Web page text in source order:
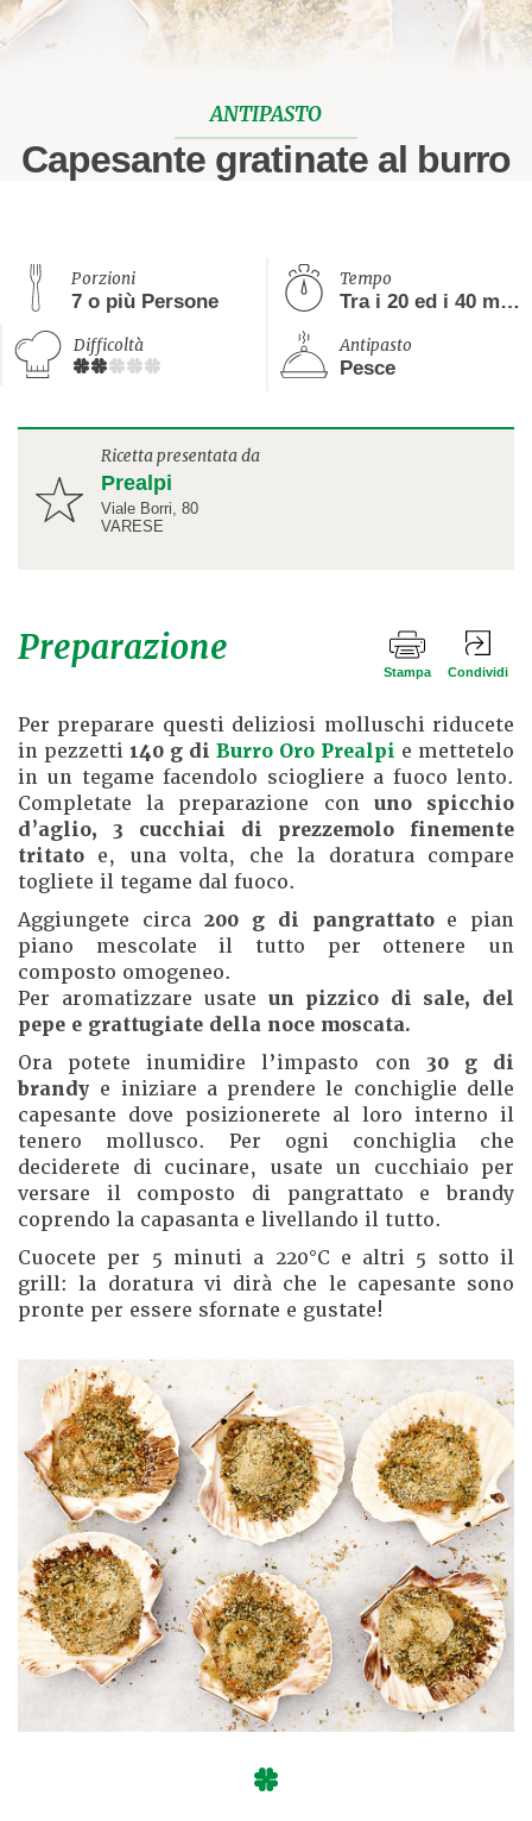
ANTIPASTO
Capesante gratinate al burro
Porzioni
7 o più Persone
Tempo
Tra i 20 ed i 40 minuti
Difficoltà Antipasto
Pesce
Ricetta presentata da
Prealpi
Viale Borri, 80
VARESE
Preparazione
Stampa Condividi
Per preparare questi deliziosi molluschi riducete
in pezzetti 140 g di Burro Oro Prealpi e mettetelo
in un tegame facendolo sciogliere a fuoco lento.
Completate la preparazione con uno spicchio
d’aglio, 3 cucchiai di prezzemolo finemente
tritato e, una volta, che la doratura compare
togliete il tegame dal fuoco.
Aggiungete circa 200 g di pangrattatoe pian
piano mescolate il tutto per ottenere un
composto omogeneo.
Per aromatizzare usate un pizzico di sale, del
pepe e grattugiate della noce moscata.
Ora potete inumidire l’impasto con 30 g di
brandy e iniziare a prendere le conchiglie delle
capesante dove posizionerete al loro interno il
tenero mollusco. Per ogni conchiglia che
deciderete di cucinare, usate un cucchiaio per
versare il composto di pangrattato e brandy
coprendo la capasanta e livellando il tutto.
Cuocete per 5 minuti a 220°C e altri 5 sotto il
grill: la doratura vi dirà che le capesante sono
pronte per essere sfornate e gustate!